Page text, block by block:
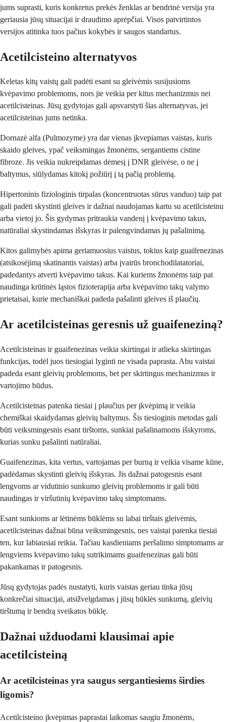
jums suprasti, kuris konkretus prekės ženklas ar bendrinė versija yra
geriausia jūsų situacijai ir draudimo aprėpčiai. Visos patvirtintos
versijos atitinka tuos pačius kokybės ir saugos standartus.
Acetilcisteino alternatyvos
Keletas kitų vaistų gali padėti esant su gleivėmis susijusioms
kvėpavimo problemoms, nors jie veikia per kitus mechanizmus nei
acetilcisteinas. Jūsų gydytojas gali apsvarstyti šias alternatyvas, jei
acetilcisteinas jums netinka.
Dornazė alfa (Pulmozyme) yra dar vienas įkvepiamas vaistas, kuris
skaido gleives, ypač veiksmingas žmonėms, sergantiems cistine
fibroze. Jis veikia nukreipdamas dėmesį į DNR gleivėse, o ne į
baltymus, siūlydamas kitokį požiūrį į tą pačią problemą.
Hipertoninis fiziologinis tirpalas (koncentruotas sūrus vanduo) taip pat
gali padėti skystinti gleives ir dažnai naudojamas kartu su acetilcisteinu
arba vietoj jo. Šis gydymas pritraukia vandenį į kvėpavimo takus,
natūraliai skystindamas išskyras ir palengvindamas jų pašalinimą.
Kitos galimybės apima geriamuosius vaistus, tokius kaip guaifenezinas
(atsikosėjimą skatinantis vaistas) arba įvairūs bronchodilatatoriai,
padedantys atverti kvėpavimo takus. Kai kuriems žmonėms taip pat
naudinga krūtinės ląstos fizioterapija arba kvėpavimo takų valymo
prietaisai, kurie mechaniškai padeda pašalinti gleives iš plaučių.
Ar acetilcisteinas geresnis už guaifeneziną?
Acetilcisteinas ir guaifenezinas veikia skirtingai ir atlieka skirtingas
funkcijas, todėl juos tiesiogiai lyginti ne visada paprasta. Abu vaistai
padeda esant gleivių problemoms, bet per skirtingus mechanizmus ir
vartojimo būdus.
Acetilcisteinas patenka tiesiai į plaučius per įkvėpimą ir veikia
chemiškai skaidydamas gleivių baltymus. Šis tiesioginis metodas gali
būti veiksmingesnis esant tirštoms, sunkiai pašalinamoms išskyroms,
kurias sunku pašalinti natūraliai.
Guaifenezinas, kita vertus, vartojamas per burną ir veikia visame kūne,
padėdamas skystinti gleivių išskyras. Jis dažnai patogesnis esant
lengvoms ar vidutinio sunkumo gleivių problemoms ir gali būti
naudingas ir viršutinių kvėpavimo takų simptomams.
Esant sunkioms ar lėtinėms būklėms su labai tirštais gleivėmis,
acetilcisteinas dažnai būna veiksmingesnis, nes vaistai patenka tiesiai
ten, kur labiausiai reikia. Tačiau kasdieniams peršalimo simptomams ar
lengviems kvėpavimo takų sutrikimams guaifenezinas gali būti
pakankamas ir patogesnis.
Jūsų gydytojas padės nustatyti, kuris vaistas geriau tinka jūsų
konkrečiai situacijai, atsižvelgdamas į jūsų būklės sunkumą, gleivių
tirštumą ir bendrą sveikatos būklę.
Dažnai užduodami klausimai apie
acetilcisteiną
Ar acetilcisteinas yra saugus sergantiesiems širdies
ligomis?
Acetilcisteino įkvėpimas paprastai laikomas saugiu žmonėms,